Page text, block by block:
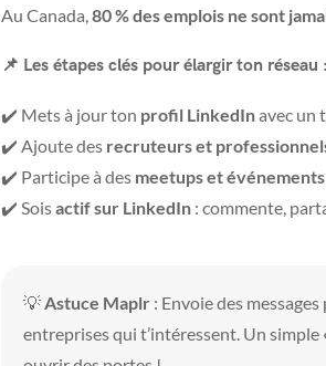
Au Canada,80 % des emplois ne sont
📌 Les étapes clés pour élargir ton réseau :
✔️ Mets à jour ton profil LinkedInavec un
✔️ Ajoute des recruteurs et
✔️ Participe à des meetups et
✔️ Soisactif sur LinkedIn: commente,
💡 Astuce Maplr: Envoie des
entreprises qui t’intéressent. Un simple